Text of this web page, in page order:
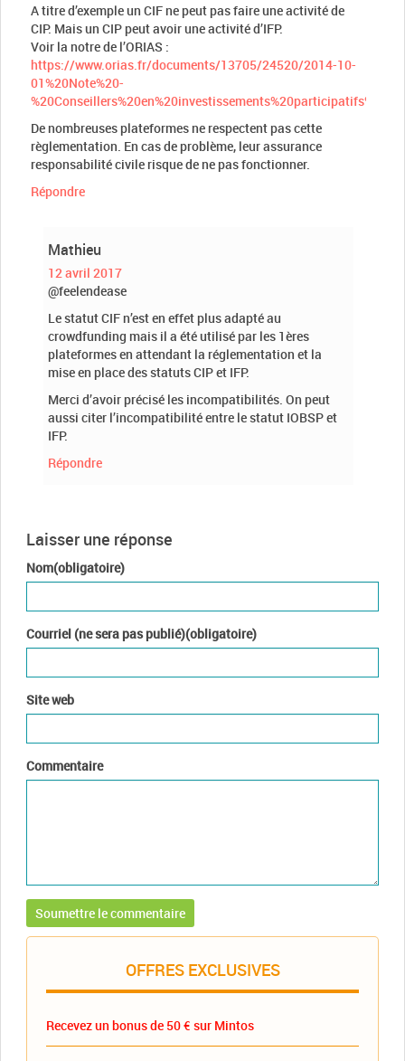
A titre d’exemple un CIF ne peut pas faire une activité de
CIP. Mais un CIP peut avoir une activité d’IFP.
Voir la notre de l’ORIAS :
https://www.orias.fr/documents/13705/24520/2014-10-
01%20Note%20-
De nombreuses plateformes ne respectent pas cette
règlementation. En cas de problème, leur assurance
responsabilité civile risque de ne pas fonctionner.
Répondre
Mathieu
12 avril 2017
@feelendease
Le statut CIF n’est en effet plus adapté au
crowdfunding mais il a été utilisé par les 1ères
plateformes en attendant la réglementation et la
mise en place des statuts CIP et IFP.
Merci d’avoir précisé les incompatibilités. On peut
aussi citer l’incompatibilité entre le statut IOBSP et
IFP.
Répondre
Laisser une réponse
Nom(obligatoire)
Courriel (ne sera pas publié)(obligatoire)
Site web
Commentaire
OFFRES EXCLUSIVES
Recevez un bonus de 50 € sur Mintos